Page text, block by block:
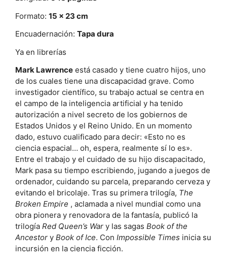
Formato: 15 x 23 cm
Encuadernación: Tapa dura
Ya en librerías
Mark Lawrence está casado y tiene cuatro hijos, uno
de los cuales tiene una discapacidad grave. Como
investigador científico, su trabajo actual se centra en
el campo de la inteligencia artificial y ha tenido
autorización a nivel secreto de los gobiernos de
Estados Unidos y el Reino Unido. En un momento
dado, estuvo cualificado para decir: «Esto no es
ciencia espacial… oh, espera, realmente sí lo es».
Entre el trabajo y el cuidado de su hijo discapacitado,
Mark pasa su tiempo escribiendo, jugando a juegos de
ordenador, cuidando su parcela, preparando cerveza y
evitando el bricolaje. Tras su primera trilogía, The
Broken Empire , aclamada a nivel mundial como una
obra pionera y renovadora de la fantasía, publicó la
trilogía Red Queen’s War y las sagas Book of the
Ancestor y Book of Ice. Con Impossible Times inicia su
incursión en la ciencia ficción.